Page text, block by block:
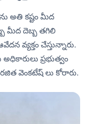
అతి కష్టం మీద
మీద దెబ్బ తగిలి
వ్యక్తం చేస్తున్నారు.
ప్రభుత్వం
వెంకటేష్ లు కోరారు.